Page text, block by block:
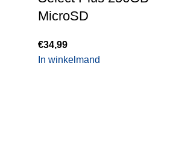
MicroSD
€34,99
In winkelmand